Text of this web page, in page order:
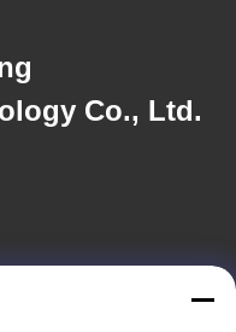
Co., Ltd.